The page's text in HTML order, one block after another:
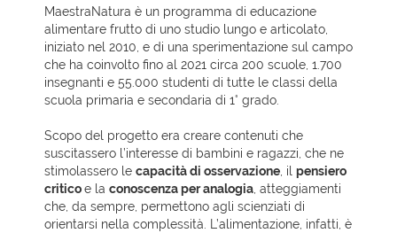
MaestraNatura è un programma di educazione
alimentare frutto di uno studio lungo e articolato,
iniziato nel 2010, e di una sperimentazione sul campo
che ha coinvolto fino al 2021 circa 200 scuole, 1.700
insegnanti e 55.000 studenti di tutte le classi della
scuola primaria e secondaria di 1° grado.
Scopo del progetto era creare contenuti che
suscitassero l’interesse di bambini e ragazzi, che ne
stimolassero le capacità di osservazione , il pensiero
criticoe la conoscenza per analogia , atteggiamenti
che, da sempre, permettono agli scienziati di
orientarsi nella complessità. L’alimentazione, infatti, è